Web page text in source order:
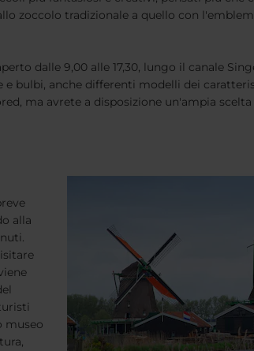
zoccolo tradizionale a quello con
dalle 9,00 alle 17,30, lungo il canale
bulbi, anche differenti modelli dei
ma avrete a disposizione un'ampia
alla
museo